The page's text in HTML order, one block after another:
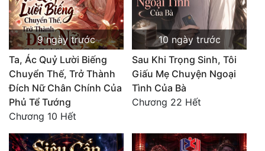
9 ngày trước
Ta, Ác Quỷ Lười Biếng
Chuyển Thế, Trở Thành
Đích Nữ Chân Chính Của
Phủ Tể Tướng
Chương 10 Hết
10 ngày trước
Sau Khi Trọng Sinh, Tôi
Giấu Mẹ Chuyện Ngoại
Tình Của Bà
Chương 22 Hết